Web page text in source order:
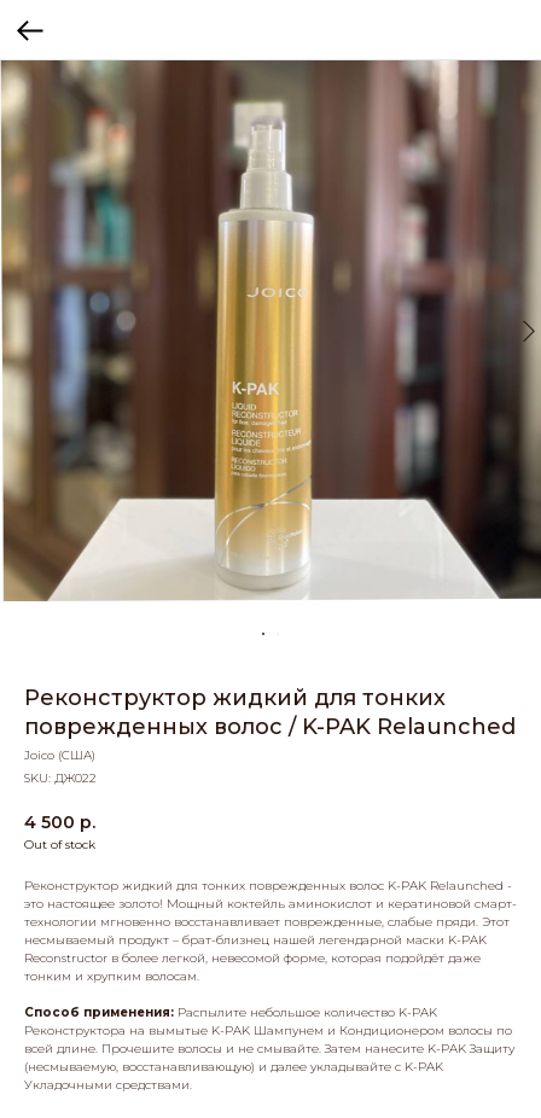
Реконструктор жидкий для тонких
поврежденных волос / K-PAK Relaunched
Joico (США)
SKU: ДЖ022
4 500 р.
Out of stock
Реконструктор жидкий для тонких поврежденных волос K-PAK Relaunched -
это настоящее золото! Мощный коктейль аминокислот и кератиновой смарт-
технологии мгновенно восстанавливает поврежденные, слабые пряди. Этот
несмываемый продукт – брат-близнец нашей легендарной маски K-PAK
Reconstructor в более легкой, невесомой форме, которая подойдёт даже
тонким и хрупким волосам.
Способ применения: Распылите небольшое количество K-PAK
Реконструктора на вымытые K-PAK Шампунем и Кондиционером волосы по
всей длине. Прочешите волосы и не смывайте. Затем нанесите K-PAK Защиту
(несмываемую, восстанавливающую) и далее укладывайте с K-PAK
Укладочными средствами.